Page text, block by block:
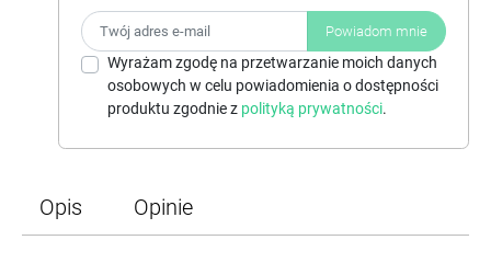
Powiadom mnie
Wyrażam zgodę na przetwarzanie moich danych
osobowych w celu powiadomienia o dostępności
produktu zgodnie z polityką prywatności.
Opis Opinie